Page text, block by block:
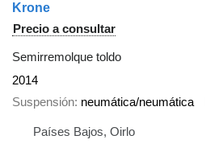
Krone
Precio a consultar
Semirremolque toldo
2014
Suspensión neumática/neumática
Países Bajos, Oirlo